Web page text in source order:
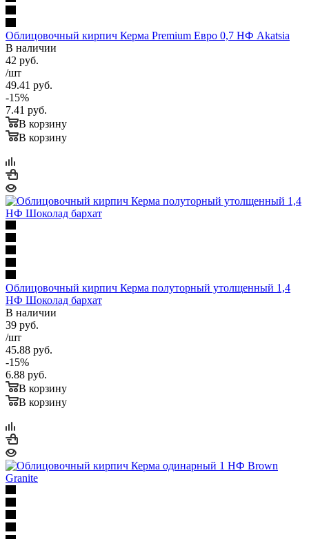
Облицовочный кирпич Керма Premium Евро 0,7 НФ Akatsia
В наличии
42 руб.
/шт
49.41 руб.
-15%
7.41 руб.
В корзину
В корзину
Облицовочный кирпич Керма полуторный утолщенный 1,4
НФ Шоколад бархат
В наличии
39 руб.
/шт
45.88 руб.
-15%
6.88 руб.
В корзину
В корзину